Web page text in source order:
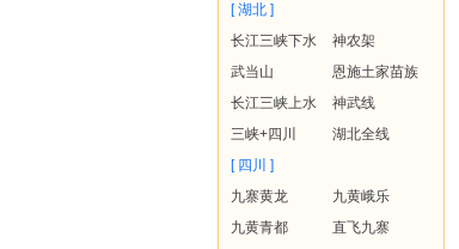
[ 湖北 ]
长江三峡下水
神农架
武当山
恩施土家苗族
长江三峡上水
神武线
三峡+四川
湖北全线
[ 四川 ]
九寨黄龙
九黄峨乐
九黄青都
直飞九寨